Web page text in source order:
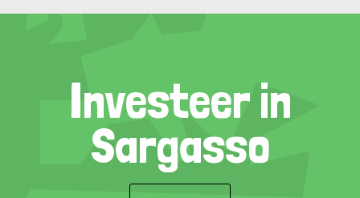
Investeer in
Sargasso